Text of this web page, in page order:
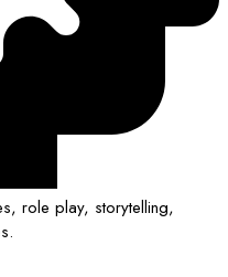
role play, storytelling,